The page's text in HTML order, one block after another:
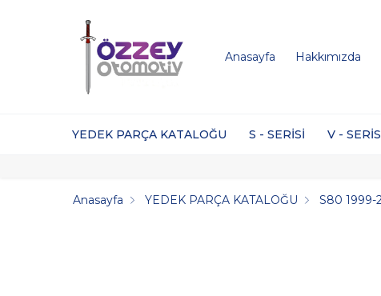
Anasayfa Hakkımızda
YEDEK PARÇA KATALOĞU S - SERİSİ V -
Anasayfa YEDEK PARÇA KATALOĞU S80 1999-